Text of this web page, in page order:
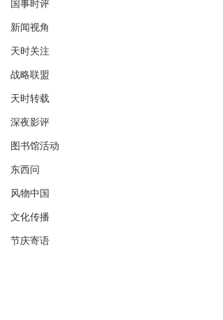
国事时评
新闻视角
天时关注
战略联盟
天时转载
深夜影评
图书馆活动
东西问
风物中国
文化传播
节庆寄语